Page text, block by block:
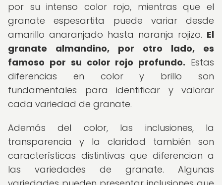
por su intenso color rojo, mientras que el
granate espesartita puede variar desde
amarillo anaranjado hasta naranja rojizo. El
granate almandino, por otro lado, es
famoso por su color rojo profundo. Estas
diferencias en color y brillo son
fundamentales para identificar y valorar
cada variedad de granate.
Además del color, las inclusiones, la
transparencia y la claridad también son
características distintivas que diferencian a
las variedades de granate. Algunas